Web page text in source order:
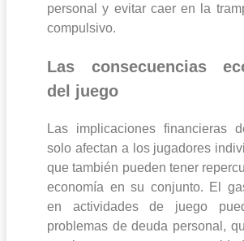
personal y evitar caer en la
compulsivo.
Las consecuencias
del juego
Las implicaciones financieras
solo afectan a los jugadores
que también pueden tener
economía en su conjunto. El
en actividades de juego
problemas de deuda personal,